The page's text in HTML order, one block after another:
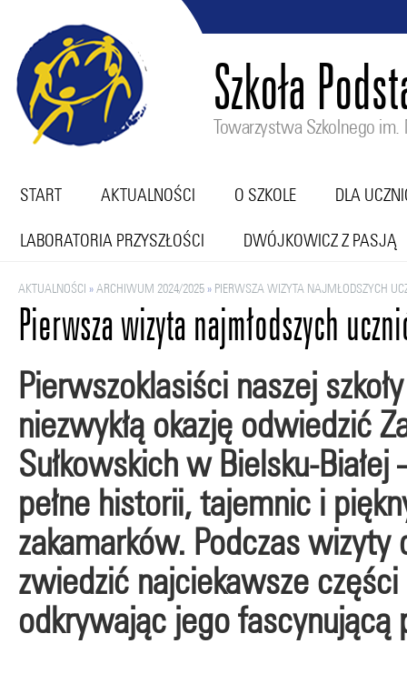
Szkoła
Towarzystwa Szkolnego im.
START AKTUALNOŚCI O SZKOLE DLA
LABORATORIA PRZYSZŁOŚCI DWÓJKOWICZ Z PASJĄ
Pierwsza wizyta najmłodszych
AKTUALNOŚCI »ARCHIWUM 2024/2025» PIERWSZA WIZYTA NAJMŁODSZYCH
Pierwszoklasiści naszej
niezwykłą okazję odwiedzić
Sułkowskich w Bielsku-
pełne historii, tajemnic i
zakamarków. Podczas wizyty
zwiedzić najciekawsze części
odkrywając jego fascynującą